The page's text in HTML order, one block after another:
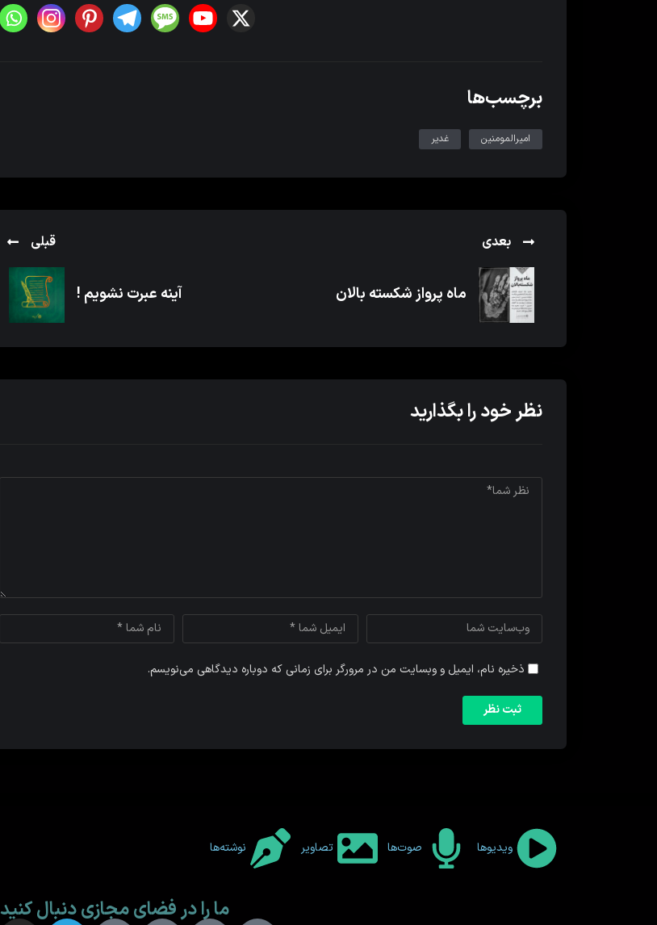
برچسب‌ها
امیرالمومنین غدیر
بعدی
ماه پرواز شکسته بالان
قبلی
آینه عبرت نشویم !
نظر خود را بگذارید
ذخیره نام، ایمیل و وبسایت من در مرورگر برای زمانی که دوباره دیدگاهی می‌نویسم.
ویدیوها صوت‌ها تصاویر نوشته‌ها
ما را در فضای مجازی دنبال کنید